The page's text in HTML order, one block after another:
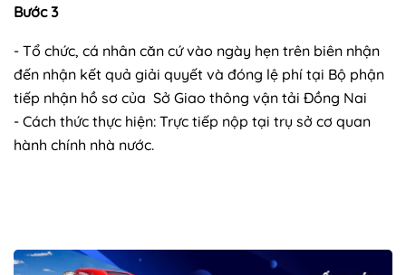
Bước 3
- Tổ chức, cá nhân căn cứ vào ngày hẹn trên biên nhận
đến nhận kết quả giải quyết và đóng lệ phí tại Bộ phận
tiếp nhận hồ sơ của Sở Giao thông vận tải Đồng Nai
- Cách thức thực hiện: Trực tiếp nộp tại trụ sở cơ quan
hành chính nhà nước.